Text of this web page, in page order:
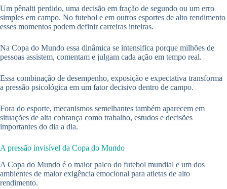
Um pênalti perdido, uma decisão em fração de segundo ou um erro
simples em campo. No futebol e em outros esportes de alto rendimento
esses momentos podem definir carreiras inteiras.
Na Copa do Mundo essa dinâmica se intensifica porque milhões de
pessoas assistem, comentam e julgam cada ação em tempo real.
Essa combinação de desempenho, exposição e expectativa transforma
a pressão psicológica em um fator decisivo dentro de campo.
Fora do esporte, mecanismos semelhantes também aparecem em
situações de alta cobrança como trabalho, estudos e decisões
importantes do dia a dia.
A pressão invisível da Copa do Mundo
A Copa do Mundo é o maior palco do futebol mundial e um dos
ambientes de maior exigência emocional para atletas de alto
rendimento.